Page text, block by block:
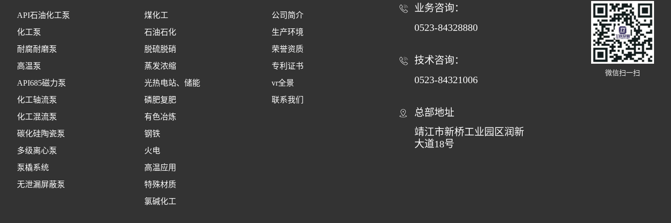
API石油化工泵
化工泵
耐腐耐磨泵
高温泵
API685磁力泵
化工轴流泵
化工混流泵
碳化硅陶瓷泵
多级离心泵
泵橇系统
无泄漏屏蔽泵
煤化工
石油石化
脱硫脱硝
蒸发浓缩
光热电站、储能
磷肥复肥
有色冶炼
钢铁
火电
高温应用
特殊材质
氯碱化工
公司简介
生产环境
荣誉资质
专利证书
vr全景
联系我们
业务咨询：
0523-84328880
技术咨询：
0523-84321006
总部地址
靖江市新桥工业园区润新
大道18号
微信扫一扫